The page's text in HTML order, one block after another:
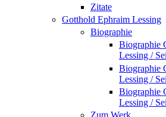
Zitate
Gotthold Ephraim Lessing
Biographie
Biographie
Lessing /
Biographie
Lessing /
Biographie
Lessing /
Zum Werk